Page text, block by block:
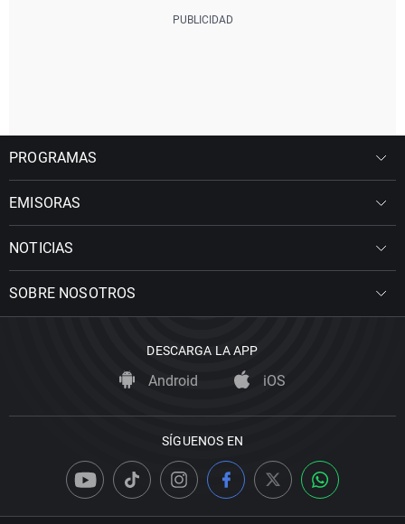
PROGRAMAS
EMISORAS
NOTICIAS
SOBRE NOSOTROS
DESCARGA LA APP
Android iOS
SÍGUENOS EN